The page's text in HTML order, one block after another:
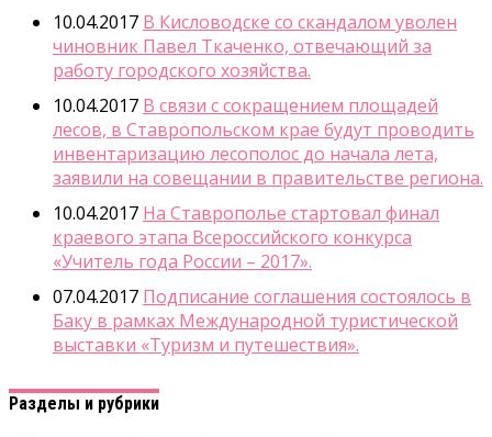
10.04.2017 В Кисловодске со скандалом уволен
чиновник Павел Ткаченко, отвечающий за
работу городского хозяйства.
10.04.2017 В связи с сокращением площадей
лесов, в Ставропольском крае будут проводить
инвентаризацию лесополос до начала лета,
заявили на совещании в правительстве региона.
10.04.2017 На Ставрополье стартовал финал
краевого этапа Всероссийского конкурса
«Учитель года России – 2017».
07.04.2017 Подписание соглашения состоялось в
Баку в рамках Международной туристической
выставки «Туризм и путешествия».
Разделы и рубрики